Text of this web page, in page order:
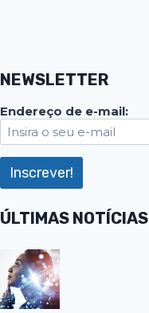
NEWSLETTER
Endereço de e-mail:
ÚLTIMAS NOTÍCIAS